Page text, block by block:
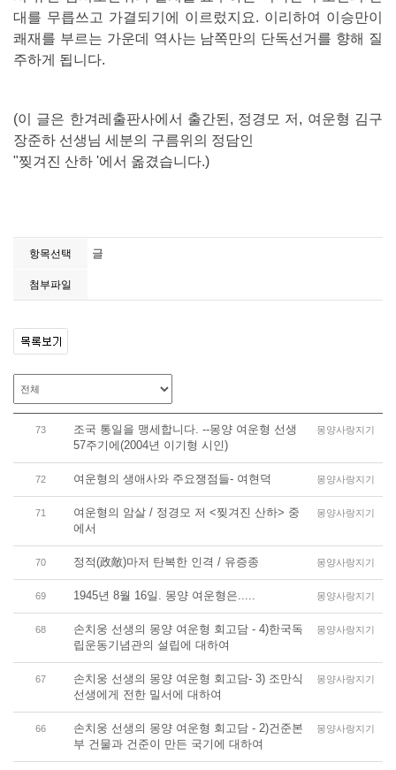
대를 무릅쓰고 가결되기에 이르렀지요. 이리하여 이승만이
쾌재를 부르는 가운데 역사는 남쪽만의 단독선거를 향해 질
주하게 됩니다.
(이 글은 한겨레출판사에서 출간된, 정경모 저, 여운형 김구
장준하 선생님 세분의 구름위의 정담인
"찢겨진 산하 '에서 옮겼습니다.)
항목선택 글
첨부파일
73
조국 통일을 맹세합니다. --몽양 여운형 선생
57주기에(2004년 이기형 시인)
몽양사랑지기
72 여운형의 생애사와 주요쟁점들- 여현덕 몽양사랑지기
71
여운형의 암살 / 정경모 저 <찢겨진 산하> 중
에서
몽양사랑지기
70 정적(政敵)마저 탄복한 인격 / 유증종 몽양사랑지기
69 1945년 8월 16일. 몽양 여운형은..... 몽양사랑지기
68
손치웅 선생의 몽양 여운형 회고담 - 4)한국독
립운동기념관의 설립에 대하여
몽양사랑지기
67
손치웅 선생의 몽양 여운형 회고담- 3) 조만식
선생에게 전한 밀서에 대하여
몽양사랑지기
66
손치웅 선생의 몽양 여운형 회고담 - 2)건준본
부 건물과 건준이 만든 국기에 대하여
몽양사랑지기